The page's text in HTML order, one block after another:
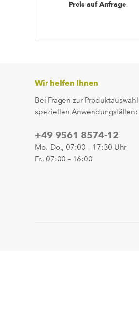
Preis auf Anfrage
Wir helfen Ihnen
Bei Fragen zur
speziellen Anwendungsfällen:
+49 9561 8574-12
Mo.–Do., 07:00 – 17:30 Uhr
Fr., 07:00 – 16:00